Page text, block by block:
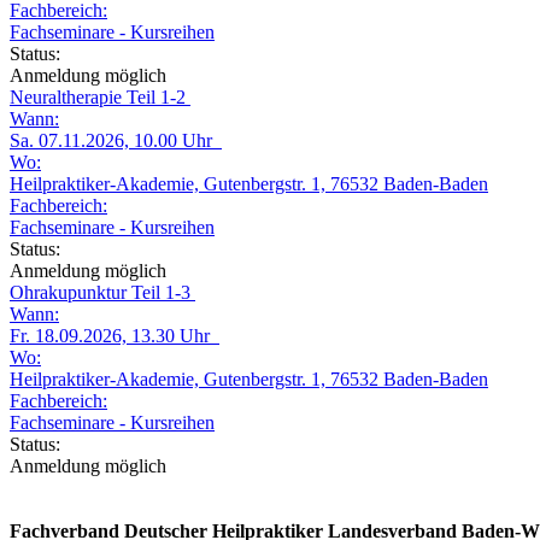
Fachbereich:
Fachseminare - Kursreihen
Status:
Anmeldung möglich
Neuraltherapie Teil 1-2
Wann:
Sa. 07.11.2026, 10.00 Uhr
Wo:
Heilpraktiker-Akademie, Gutenbergstr. 1, 76532 Baden-Baden
Fachbereich:
Fachseminare - Kursreihen
Status:
Anmeldung möglich
Ohrakupunktur Teil 1-3
Wann:
Fr. 18.09.2026, 13.30 Uhr
Wo:
Heilpraktiker-Akademie, Gutenbergstr. 1, 76532 Baden-Baden
Fachbereich:
Fachseminare - Kursreihen
Status:
Anmeldung möglich
Fachverband Deutscher Heilpraktiker Landesverband Baden-